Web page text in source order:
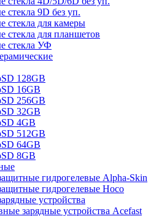
стекла 9D без уп.
стекла для камеры
стекла для планшетов
стекла УФ
128GB
16GB
256GB
32GB
4GB
512GB
64GB
8GB
гидрогелевые Alpha-Skin
гидрогелевые Hoco
устройства
зарядные устройства Acefast